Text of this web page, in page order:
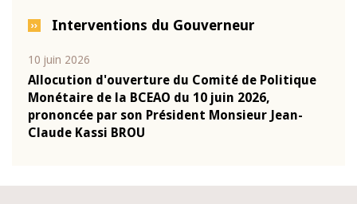
Interventions du Gouverneur
10 juin 2026
Allocution d'ouverture du Comité de Politique
Monétaire de la BCEAO du 10 juin 2026,
prononcée par son Président Monsieur Jean-
Claude Kassi BROU